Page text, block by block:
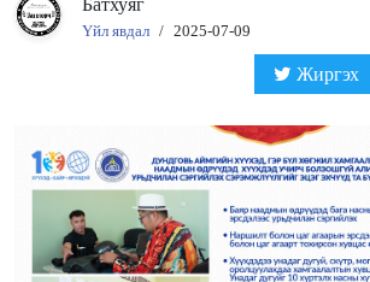
Батхуяг
Үйл явдал / 2025-07-09
Жиргэх